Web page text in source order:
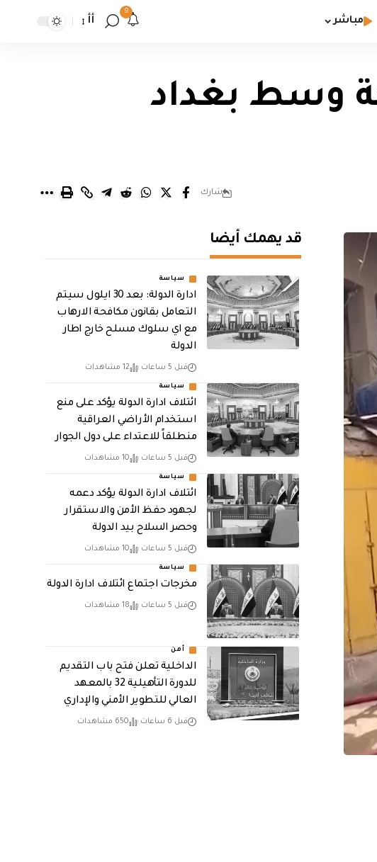
مباشر
9
أأ
وسط بغداد
شارك
قد يهمك أيضا
سياسة
ادارة الدولة: بعد 30 ايلول سيتم
التعامل بقانون مكافحة الارهاب
مع اي سلوك مسلح خارج اطار
الدولة
قبل 5 ساعات 12 مشاهدات
سياسة
ائتلاف ادارة الدولة يؤكد على منع
استخدام الأراضي العراقية
منطلقاً للاعتداء على دول الجوار
قبل 5 ساعات 10 مشاهدات
سياسة
ائتلاف ادارة الدولة يؤكد دعمه
لجهود حفظ الأمن والاستقرار
وحصر السلاح بيد الدولة
قبل 5 ساعات 10 مشاهدات
سياسة
مخرجات اجتماع ائتلاف ادارة الدولة
قبل 5 ساعات 18 مشاهدات
أمن
الداخلية تعلن فتح باب التقديم
للدورة التأهيلية 32 بالمعهد
العالي للتطوير الأمني والإداري
قبل 6 ساعات 650 مشاهدات